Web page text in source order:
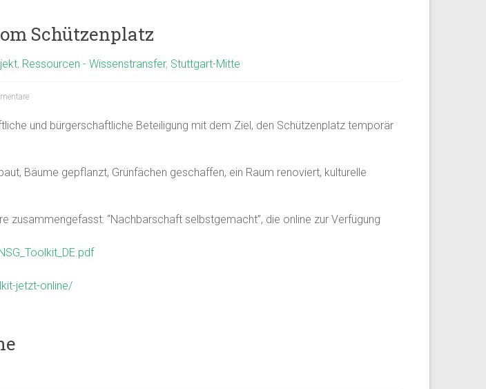
Schützenplatz
, Ressourcen - Wissenstransfer, Stuttgart-Mitte
und bürgerschaftliche Beteiligung mit dem Ziel, den Schützenplatz temporär
Bäume gepflanzt, Grünfächen geschaffen, ein Raum renoviert, kulturelle
zusammengefasst: “Nachbarschaft selbstgemacht”, die online zur Verfügung
jetzt-online/